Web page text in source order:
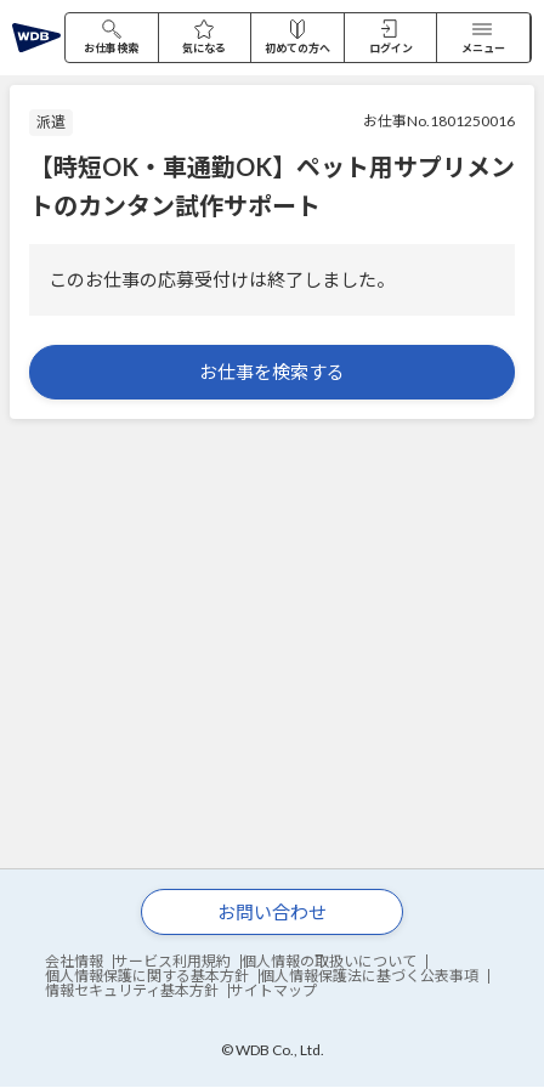
お仕事検索 気になる 初めての方へ ログイン メニュー
派遣 お仕事No.1801250016
【時短OK・車通勤OK】ペット用サプリメン
トのカンタン試作サポート
このお仕事の応募受付けは終了しました。
お仕事を検索する
お問い合わせ
会社情報 サービス利用規約
個人情報の取扱いについて
個人情報保護に関する基本方針
個人情報保護法に基づく公表事項
情報セキュリティ基本方針
サイトマップ
© WDB Co., Ltd.